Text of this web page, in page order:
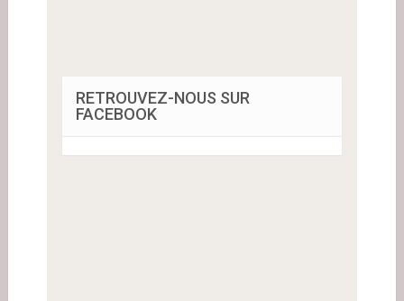
RETROUVEZ-NOUS SUR
FACEBOOK